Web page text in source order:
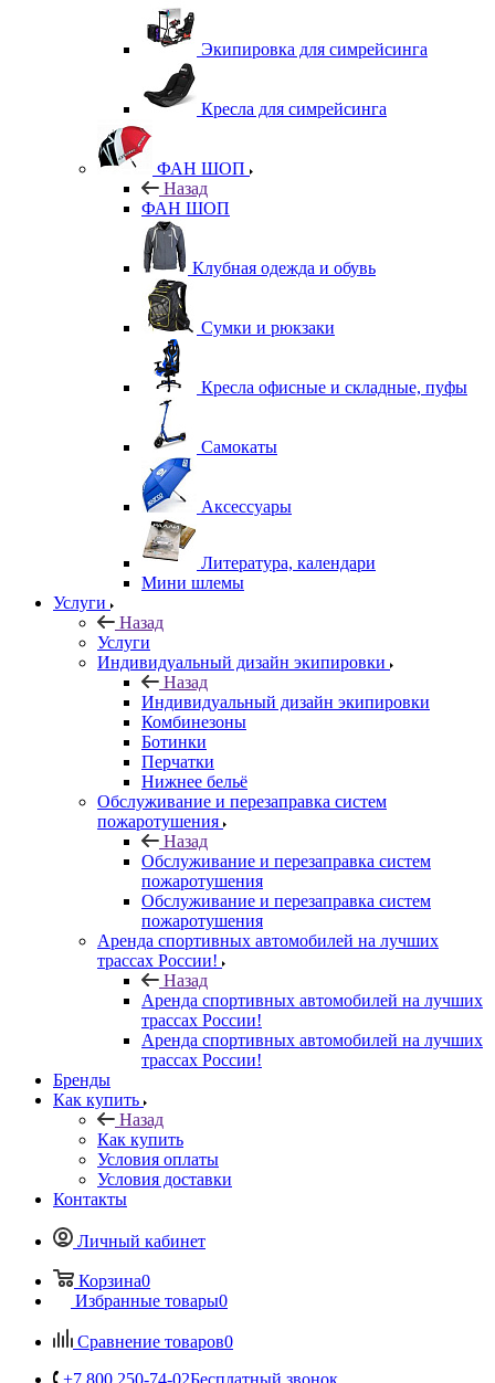
Экипировка для симрейсинга
Кресла для симрейсинга
ФАН ШОП
Назад
ФАН ШОП
Клубная одежда и обувь
Сумки и рюкзаки
Кресла офисные и складные, пуфы
Самокаты
Аксессуары
Литература, календари
Мини шлемы
Услуги
Назад
Услуги
Индивидуальный дизайн экипировки
Назад
Индивидуальный дизайн экипировки
Комбинезоны
Ботинки
Перчатки
Нижнее бельё
Обслуживание и перезаправка систем
пожаротушения
Назад
Обслуживание и перезаправка систем
пожаротушения
Обслуживание и перезаправка систем
пожаротушения
Аренда спортивных автомобилей на лучших
трассах России!
Назад
Аренда спортивных автомобилей на лучших
трассах России!
Аренда спортивных автомобилей на лучших
трассах России!
Бренды
Как купить
Назад
Как купить
Условия оплаты
Условия доставки
Контакты
Личный кабинет
Корзина0
Избранные товары0
Сравнение товаров0
+7 800 250-74-02Бесплатный звонок